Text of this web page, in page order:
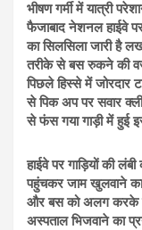
भीषण गर्मी में यात्री
फैजाबाद नेशनल हाईवे
का सिलसिला जारी है
तरीके से बस रुकने की
पिछले हिस्से में
से पिक अप पर सवार
से फंस गया गाड़ी में हुई
हाईवे पर गाड़ियों की
पहुंचकर जाम खुलवाने
और बस को अलग करके
अस्पताल भिजवाने का